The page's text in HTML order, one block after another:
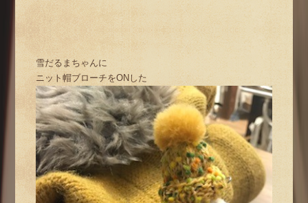
雪だるまちゃんに
ニット帽ブローチをONした